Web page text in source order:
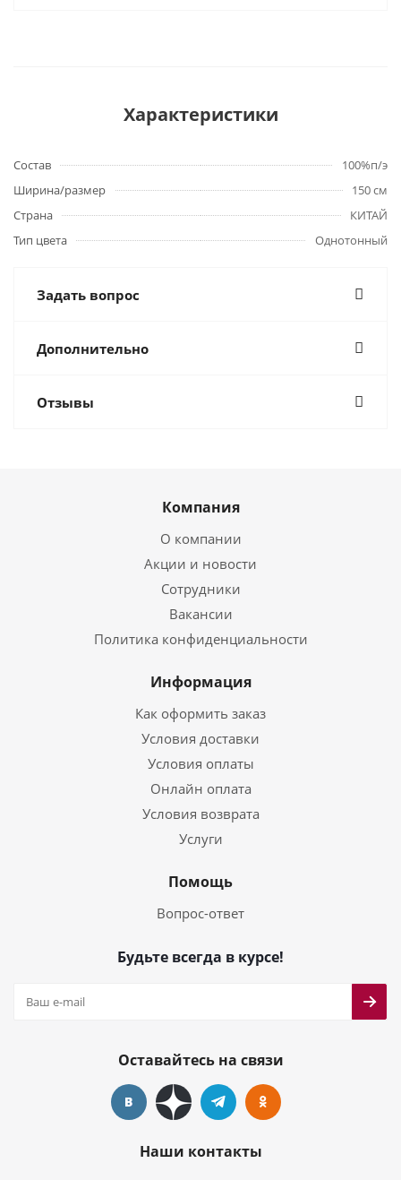
Характеристики
Состав
100%п/э
Ширина/размер
150 см
Страна
КИТАЙ
Тип цвета
Однотонный
Задать вопрос
Дополнительно
Отзывы
Компания
О компании
Акции и новости
Сотрудники
Вакансии
Политика конфиденциальности
Информация
Как оформить заказ
Условия доставки
Условия оплаты
Онлайн оплата
Условия возврата
Услуги
Помощь
Вопрос-ответ
Будьте всегда в курсе!
Оставайтесь на связи
Наши контакты